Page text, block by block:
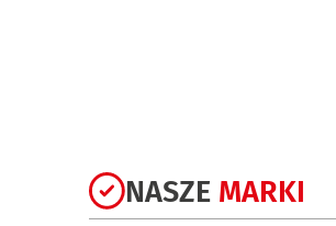
NASZE MARKI